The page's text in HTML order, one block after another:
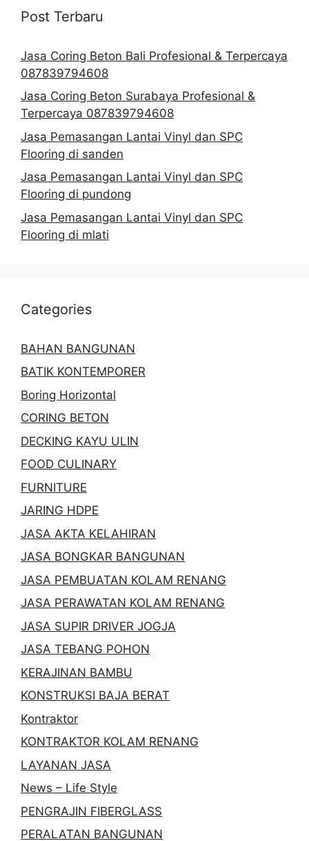
Post Terbaru
Jasa Coring Beton Bali Profesional & Terpercaya
087839794608
Jasa Coring Beton Surabaya Profesional &
Terpercaya 087839794608
Jasa Pemasangan Lantai Vinyl dan SPC
Flooring di sanden
Jasa Pemasangan Lantai Vinyl dan SPC
Flooring di pundong
Jasa Pemasangan Lantai Vinyl dan SPC
Flooring di mlati
Categories
BAHAN BANGUNAN
BATIK KONTEMPORER
Boring Horizontal
CORING BETON
DECKING KAYU ULIN
FOOD CULINARY
FURNITURE
JARING HDPE
JASA AKTA KELAHIRAN
JASA BONGKAR BANGUNAN
JASA PEMBUATAN KOLAM RENANG
JASA PERAWATAN KOLAM RENANG
JASA SUPIR DRIVER JOGJA
JASA TEBANG POHON
KERAJINAN BAMBU
KONSTRUKSI BAJA BERAT
Kontraktor
KONTRAKTOR KOLAM RENANG
LAYANAN JASA
News – Life Style
PENGRAJIN FIBERGLASS
PERALATAN BANGUNAN